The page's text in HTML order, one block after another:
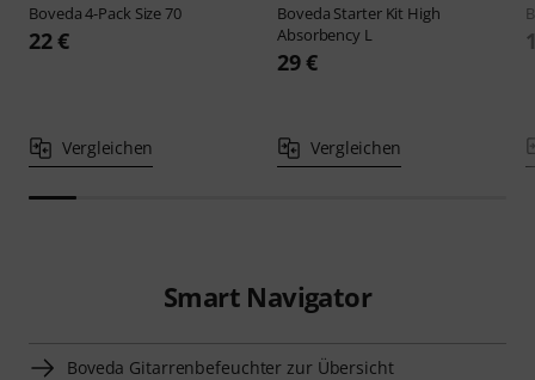
Boveda4-Pack Size 70
22 €
Vergleichen
Boveda Starter Kit High
Absorbency L
29 €
Vergleichen
Smart Navigator
Boveda Gitarrenbefeuchter zur Übersicht